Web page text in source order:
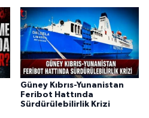
Güney Kıbrıs-Yunanistan
Feribot Hattında
Sürdürülebilirlik Krizi